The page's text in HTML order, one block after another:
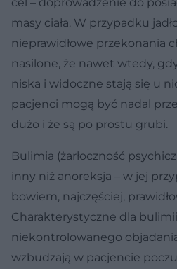
masy ciała. W przypadku
nieprawidłowe przekonania
nasilone, że nawet wtedy,
niska i widoczne stają się u
pacjenci mogą być nadal
dużo i że są po prostu grubi.
Bulimia (żarłoczność
inny niż anoreksja – w jej
bowiem, najczęściej,
Charakterystyczne dla
niekontrolowanego
wzbudzają w pacjencie